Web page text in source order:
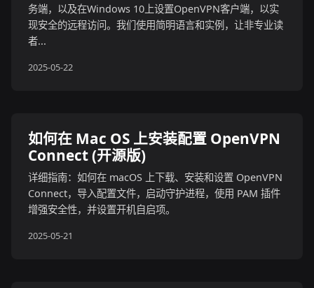
务端，以及在Windows 10上设置OpenVPN客户端，以实
现安全的远程访问。我们使用简明语言和实例，让非专业读
者...
2025-05-22
如何在 Mac OS 上安装配置 OpenVPN
Connect (开源版)
详细指南：如何在 macOS 上下载、安装和设置 OpenVPN
Connect，导入配置文件，启动守护进程，使用 PAM 插件
增强安全性，并设置开机自启项。
2025-05-21